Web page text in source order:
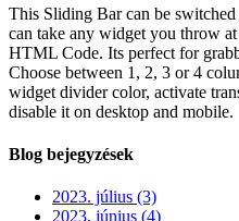
This Sliding Bar can be
can take any widget you throw
HTML Code. Its perfect for
Choose between 1, 2, 3 or 4
widget divider color, activate
disable it on desktop and mobile.
Blog bejegyzések
2023. július (3)
2023. június (4)